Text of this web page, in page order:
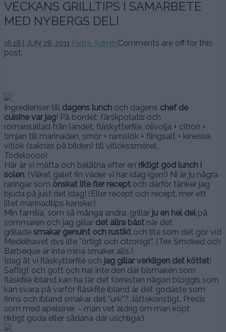
VECKANS GRILLTIPS I SAMARBETE
MED NYBERGS DELI
16:18 | JUN 28. 2011 Petra AdminComments are off for this
post.
.
.
Ingredienser till dagens lunch och dagens chef de
cuisine var jag! På bordet: färskpotatis och
romansallad från landet, fläskytterfile, olivolja + citron +
timjan till marinaden, smör + ramslök + flingsalt + kinesisk
vitlök (saknas på bilden) till vitlökssmöret.
Todeloooo!
Här är vi mätta och belåtna efter en riktigt god lunch i
solen. (Vilket galet fin väder vi har idag igen!) Ni är ju några
raringar som önskat lite fler recept och därför tänker jag
bjuda på just det idag! (Eller recept och recept, mer ett
litet marinadtips kanske:)
Min familia, som så många andra, grillar ju en hel delpå
sommaren och jag gillar det allra bäst när det
grillade smakar genuint och rustikt och lite som det gör vid
Medelhavet dvs lite ”örtigt och citronigt”. (Tex Smoked och
Barbeque är inte mina smaker alls.)
Idag åt vi fläskytterfilé och jag gillar verkligen det köttet!
Saftigt och gott och har inte den där bismaken som
fläskfilé ibland kan ha (är det förresten någon bloggis som
kan svara på varför fläskfilé ibland är det godaste som
finns och ibland smakar det ”urk”? Jättekonstigt. Precis
som med apelsiner – man vet aldrig om man köpt
riktigt goda eller sådana där uschliga:)